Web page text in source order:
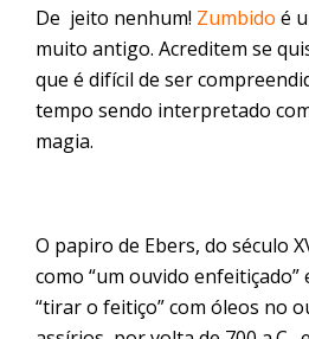
De jeito nenhum! Zumbido é
muito antigo. Acreditem se
que é difícil de ser
tempo sendo interpretado
magia.
O papiro de Ebers, do século
como “um ouvido
“tirar o feitiço” com óleos no